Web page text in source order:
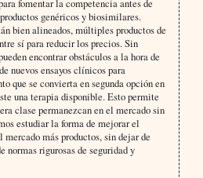
fomentar la competencia antes de
genéricos y biosimilares.
bien alineados, múltiples productos de
sí para reducir los precios. Sin
encontrar obstáculos a la hora de
nuevos ensayos clínicos para
que se convierta en segunda opción en
una terapia disponible. Esto permite
clase permanezcan en el mercado sin
estudiar la forma de mejorar el
mercado más productos, sin dejar de
normas rigurosas de seguridad y